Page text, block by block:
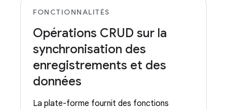
FONCTIONNALITÉS
Opérations CRUD sur la
synchronisation des
enregistrements et des
données
La plate-forme fournit des fonctions